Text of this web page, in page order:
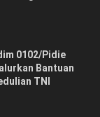
0102/Pidie
Bantuan
TNI